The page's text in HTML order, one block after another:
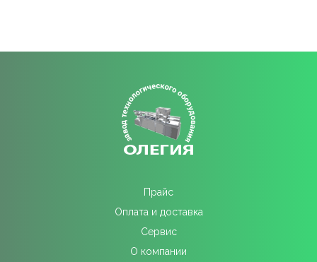
Прайс
Оплата и доставка
Сервис
О компании